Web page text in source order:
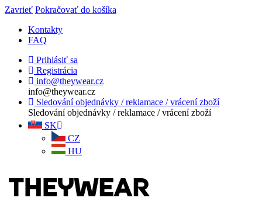
Zavrieť Pokračovať do košíka
Kontakty
FAQ
Prihlásiť sa
Registrácia
info@theywear.cz
info@theywear.cz
Sledování objednávky / reklamace / vrácení zboží
Sledování objednávky / reklamace / vrácení zboží
SK
CZ
HU